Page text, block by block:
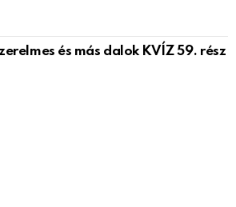
és más dalok KVÍZ 59. rész